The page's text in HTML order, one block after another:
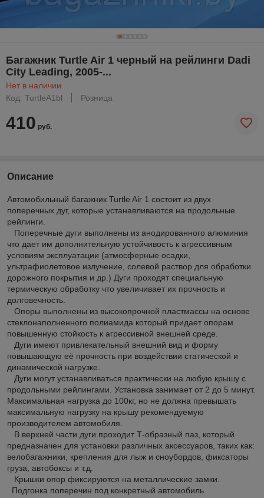
Багажник Turtle Air 1 черный на рейлинги Dadi
City Leading, 2005-...
Нет в наличии
Код: TurtleA1bl
Розница
410 руб.
Описание
Автомобильный багажник Turtle Air 1 состоит из двух
поперечных дуг, которые устанавливаются на продольные
рейлинги.
Поперечные дуги выполнены из анодированного алюминия
что дает им дополнительную устойчивость к агрессивным
условиям эксплуатации (атмосферные осадки,
ультрафиолетовое излучение, солевой раствор для обработки
дорожного покрытия и др.) Дуги проходят специальную
термическую обработку что увеличивает их прочность и
долговечность.
Опоры выполнены из высокопрочной пластмассы на основе
стеклонаполненного полиамида который придает опорам
повышенную стойкость к агрессивной внешней среде.
Дуги имеют привлекательный внешний вид и форму
повышающую её прочность при воздействии статической и
динамической нагрузке.
Дуги могут устанавливаться практически на любую крышу с
продольными рейлингами. Установка занимает от 2 до 5 минут.
Максимальная нагрузка до 100кг, но не должна превышать
максимальную нагрузку на крышу рекомендуемую
производителем автомобиля.
В верхней части дуги проходит Т-образный паз, который
предназначен для установки различных аксессуаров, таких как:
велобагажники, крепления для лыж и сноубордов, фиксаторы
груза, автобоксы и т.д.
Крышки опор фиксируются на металлические замки.
Подгонка поперечин под конкретный автомобиль